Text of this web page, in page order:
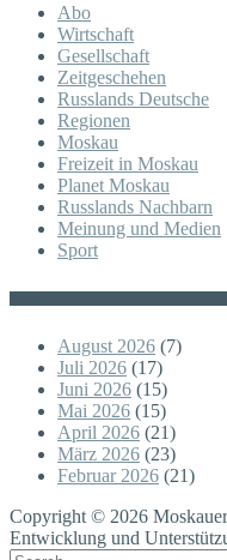
Abo
Wirtschaft
Gesellschaft
Zeitgeschehen
Russlands Deutsche
Regionen
Moskau
Freizeit in Moskau
Planet Moskau
Russlands Nachbarn
Meinung und Medien
Sport
August 2026 (7)
Juli 2026 (17)
Juni 2026 (15)
Mai 2026 (15)
April 2026 (21)
März 2026 (23)
Februar 2026 (21)
Copyright © 2026
Entwicklung und